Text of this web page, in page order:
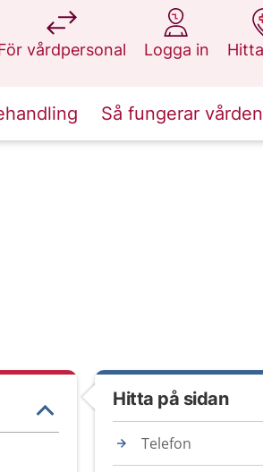
vårdpersonal
på 1177.se
Logga in
på 1177.se
på
Så fungerar vården
Hitta på sidan
Telefon